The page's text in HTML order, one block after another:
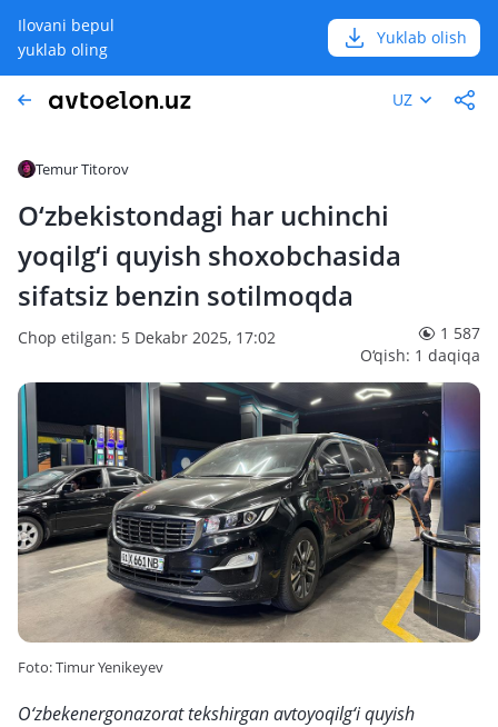
Ilovani bepul
yuklab oling
Yuklab olish
UZ
Temur Titorov
O‘zbekistondagi har uchinchi
yoqilg‘i quyish shoxobchasida
sifatsiz benzin sotilmoqda
Chop etilgan: 5 Dekabr 2025, 17:02
1 587
O‘qish: 1 daqiqa
Foto: Timur Yenikeyev
O‘zbekenergonazorat tekshirgan avtoyoqilg‘i quyish